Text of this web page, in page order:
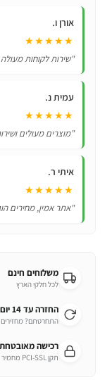
מקצועי
דגם
סיני
אורן ו.
★★★★★
"שירות לקוחות
עמית נ.
★★★★★
"מוצרים מעולים
איתי ר.
★★★★★
"אתר אמין, מחירים
משלוחים חינם
לכל חלקי הארץ
החזרה עד 14 יום
התחרטתם? מחזירים
רכישה מאובטחת
תקן PCI-SSL מחמיר